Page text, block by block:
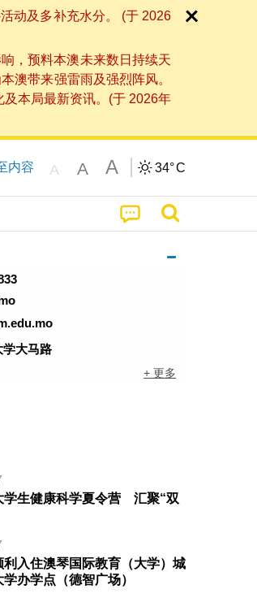
动及多补充水分。 (于 2026
，预料本澳未来数日持续天
澳带来强雷雨及强烈阵风。
本局最新资讯。(于 2026年
内容 A A A 34°C
学大马路
+ 更多
学生健康科学夏令营 汇聚“双
入住澳琴国际教育（大学）城
办学点（德智广场）